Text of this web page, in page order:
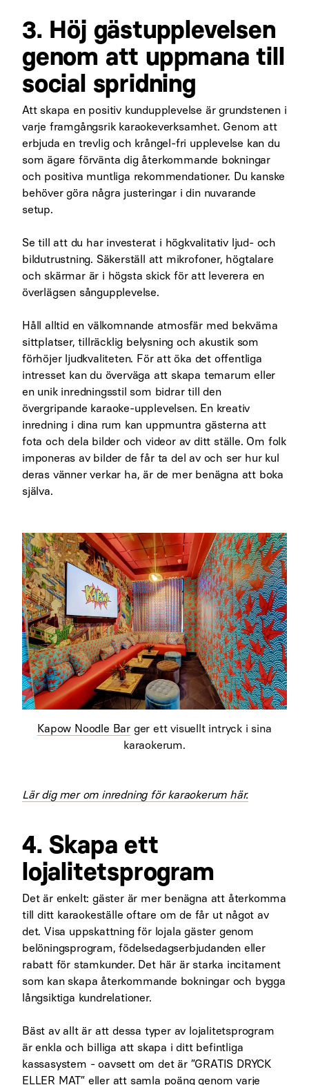
3. Höj gästupplevelsen
genom att uppmana till
social spridning
Att skapa en positiv kundupplevelse är grundstenen i
varje framgångsrik karaokeverksamhet. Genom att
erbjuda en trevlig och krångel-fri upplevelse kan du
som ägare förvänta dig återkommande bokningar
och positiva muntliga rekommendationer. Du kanske
behöver göra några justeringar i din nuvarande
setup.
Se till att du har investerat i högkvalitativ ljud- och
bildutrustning. Säkerställ att mikrofoner, högtalare
och skärmar är i högsta skick för att leverera en
överlägsen sångupplevelse.
Håll alltid en välkomnande atmosfär med bekväma
sittplatser, tillräcklig belysning och akustik som
förhöjer ljudkvaliteten. För att öka det offentliga
intresset kan du överväga att skapa temarum eller
en unik inredningsstil som bidrar till den
övergripande karaoke-upplevelsen. En kreativ
inredning i dina rum kan uppmuntra gästerna att
fota och dela bilder och videor av ditt ställe. Om folk
imponeras av bilder de får ta del av och ser hur kul
deras vänner verkar ha, är de mer benägna att boka
själva.
Kapow Noodle Bar ger ett visuellt intryck i sina
karaokerum.
Lär dig mer om inredning för karaokerum här.
4. Skapa ett
lojalitetsprogram
Det är enkelt: gäster är mer benägna att återkomma
till ditt karaokeställe oftare om de får ut något av
det. Visa uppskattning för lojala gäster genom
belöningsprogram, födelsedagserbjudanden eller
rabatt för stamkunder. Det här är starka incitament
som kan skapa återkommande bokningar och bygga
långsiktiga kundrelationer.
Bäst av allt är att dessa typer av lojalitetsprogram
är enkla och billiga att skapa i ditt befintliga
kassasystem - oavsett om det är ”GRATIS DRYCK
ELLER MAT” eller att samla poäng genom varje